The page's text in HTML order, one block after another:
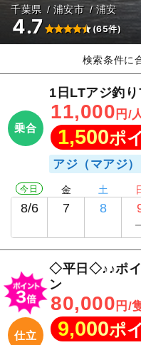
千葉県 浦安市 浦安
4.7 (65件)
検索条件に
乗合
1日LTアジ釣
11,000 円/
1,500ポ
アジ（マアジ）
今日
8/6
金
7
土
8
仕立
◇平日◇♪♪ポイ
ン
80,000 円/
9,000ポ